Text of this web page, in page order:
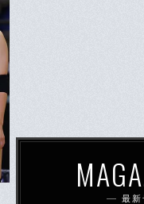
最新